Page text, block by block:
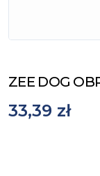
ZEE DOG
33,39 zł